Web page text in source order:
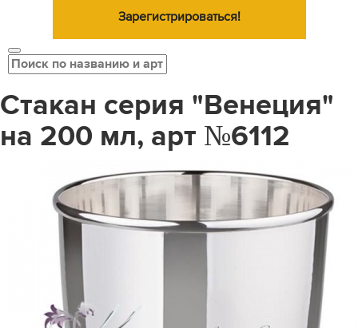
Зарегистрироваться!
Стакан серия "Венеция"
на 200 мл, арт №6112